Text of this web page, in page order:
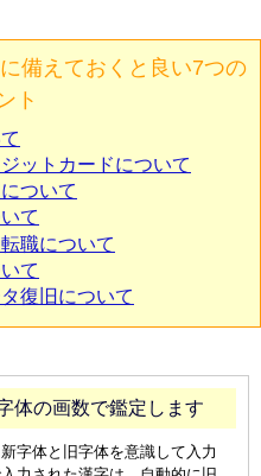
備えておくと良い7つの
ト
ットカードについて
ついて
て
職について
て
復旧について
体の画数で鑑定します
字体と旧字体を意識して入力